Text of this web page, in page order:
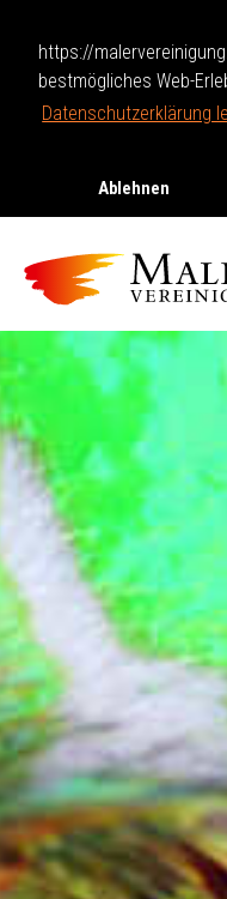
https://
bestmögliches Web-
Datenschutzerklärung
Ablehnen